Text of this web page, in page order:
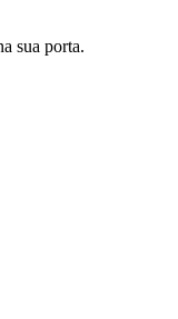
sua porta.